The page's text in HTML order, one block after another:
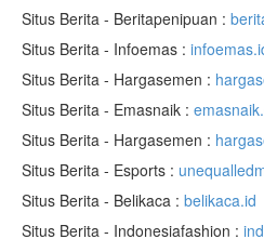
Situs Berita - Beritapenipuan :
Situs Berita - Infoemas :
Situs Berita - Hargasemen :
Situs Berita - Emasnaik :
Situs Berita - Hargasemen :
Situs Berita - Esports :
Situs Berita - Belikaca : belikaca.id
Situs Berita - Indonesiafashion :